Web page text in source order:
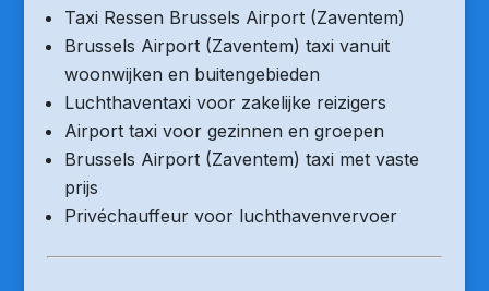
Taxi Ressen Brussels Airport (Zaventem)
Brussels Airport (Zaventem) taxi vanuit
woonwijken en buitengebieden
Luchthaventaxi voor zakelijke reizigers
Airport taxi voor gezinnen en groepen
Brussels Airport (Zaventem) taxi met vaste
prijs
Privéchauffeur voor luchthavenvervoer